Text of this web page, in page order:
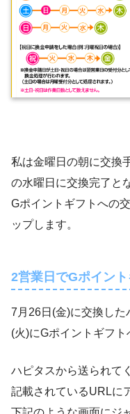
私は金曜日の朝に交換
の水曜日に交換完了と
Gポイントギフトへの
ップします。
2営業日でGポイン
7月26日(金)に交換した
(火)にGポイントギフト
ハピタスから送られて
記載されているURLに